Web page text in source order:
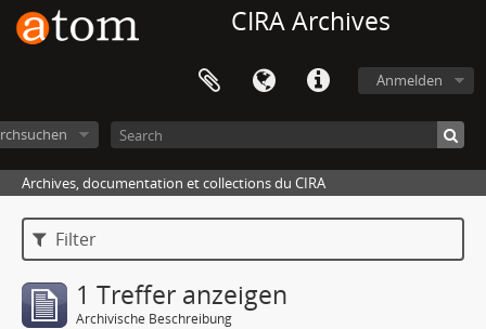
CIRA Archives
Anmelden
Archives, documentation et collections du CIRA
Filter
1 Treffer anzeigen
Archivische Beschreibung